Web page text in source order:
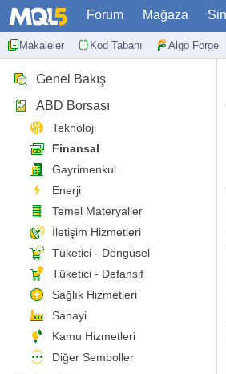
Forum Mağaza
Makaleler Kod Tabanı Algo Forge
Genel Bakış
ABD Borsası
Teknoloji
Finansal
Gayrimenkul
Enerji
Temel Materyaller
İletişim Hizmetleri
Tüketici - Döngüsel
Tüketici - Defansif
Sağlık Hizmetleri
Sanayi
Kamu Hizmetleri
Diğer Semboller